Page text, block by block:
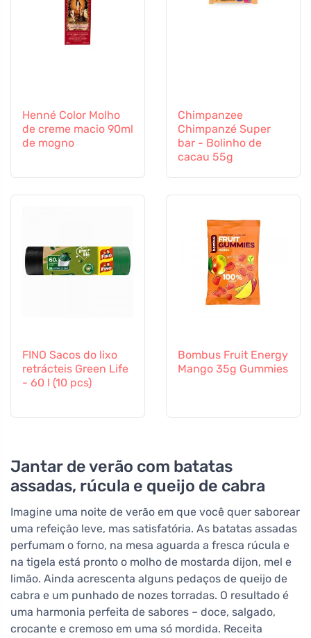
Henné Color Molho
de creme macio 90ml
de mogno
Chimpanzee
Chimpanzé Super
bar - Bolinho de
cacau 55g
FINO Sacos do lixo
retrácteis Green Life
- 60 l (10 pcs)
Bombus Fruit Energy
Mango 35g Gummies
Jantar de verão com batatas
assadas, rúcula e queijo de cabra
Imagine uma noite de verão em que você quer saborear
uma refeição leve, mas satisfatória. As batatas assadas
perfumam o forno, na mesa aguarda a fresca rúcula e
na tigela está pronto o molho de mostarda dijon, mel e
limão. Ainda acrescenta alguns pedaços de queijo de
cabra e um punhado de nozes torradas. O resultado é
uma harmonia perfeita de sabores – doce, salgado,
crocante e cremoso em uma só mordida. Receita